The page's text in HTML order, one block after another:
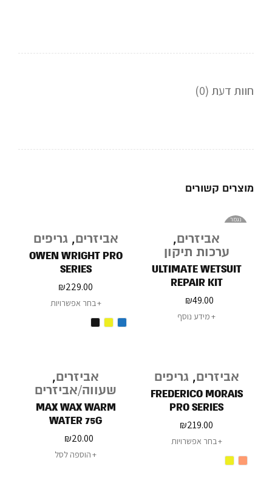
חוות דעת (0)
מוצרים קשורים
נגמר
אביזרים,
ערכות תיקון
ULTIMATE WETSUIT
REPAIR KIT
₪49.00
מידע נוסף
אביזרים, גריפים
OWEN WRIGHT PRO
SERIES
₪229.00
בחר אפשרויות
אביזרים, גריפים
FREDERICO MORAIS
PRO SERIES
₪219.00
בחר אפשרויות
אביזרים,
שעווה/אביזרים
MAX WAX WARM
WATER 75G
₪20.00
הוספה לסל